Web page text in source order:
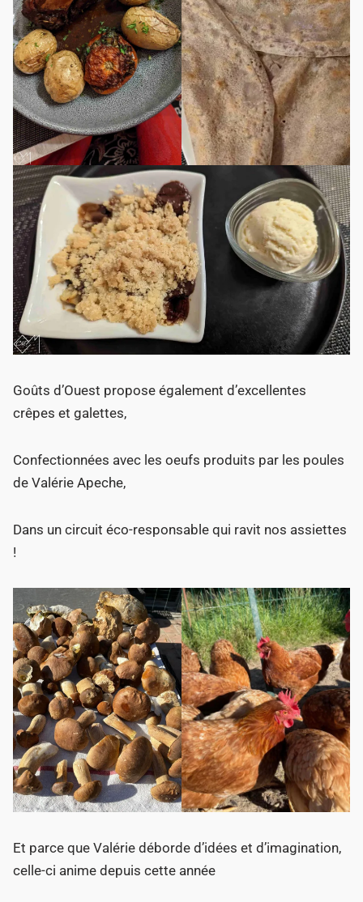
Goûts d’Ouest propose également d’excellentes
crêpes et galettes,
Confectionnées avec les oeufs produits par les poules
de Valérie Apeche,
Dans un circuit éco-responsable qui ravit nos assiettes
!
Et parce que Valérie déborde d’idées et d’imagination,
celle-ci anime depuis cette année